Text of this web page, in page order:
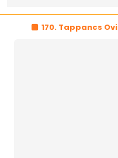
170. Tappancs Ovi